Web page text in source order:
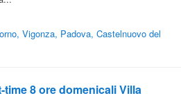
Vigonza, Padova, Castelnuovo del
8 ore domenicali Villa